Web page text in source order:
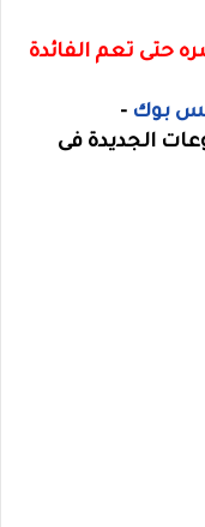
حتى تعم الفائدة
بوك -
الجديدة فى